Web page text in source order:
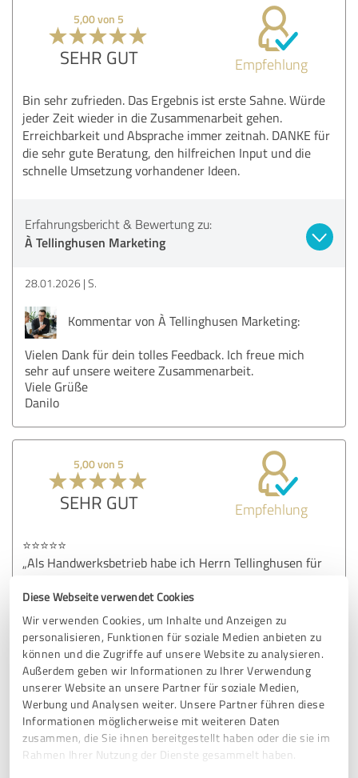
Diese Webseite verwendet Cookies
Wir verwenden Cookies, um Inhalte und Anzeigen zu
personalisieren, Funktionen für soziale Medien anbieten zu
können und die Zugriffe auf unsere Website zu analysieren.
Außerdem geben wir Informationen zu Ihrer Verwendung
unserer Website an unsere Partner für soziale Medien,
Werbung und Analysen weiter. Unsere Partner führen diese
Informationen möglicherweise mit weiteren Daten
zusammen, die Sie ihnen bereitgestellt haben oder die sie im
Rahmen Ihrer Nutzung der Dienste gesammelt haben.
5,00 von 5
SEHR GUT Empfehlung
Bin sehr zufrieden. Das Ergebnis ist erste Sahne. Würde
jeder Zeit wieder in die Zusammenarbeit gehen.
Erreichbarkeit und Absprache immer zeitnah. DANKE für
die sehr gute Beratung, den hilfreichen Input und die
schnelle Umsetzung vorhandener Ideen.
Erfahrungsbericht & Bewertung zu:
À Tellinghusen Marketing
28.01.2026 S.
Kommentar von À Tellinghusen Marketing:
Vielen Dank für dein tolles Feedback. Ich freue mich
sehr auf unsere weitere Zusammenarbeit.
Viele Grüße
Danilo
5,00 von 5
SEHR GUT Empfehlung
⭐⭐⭐⭐⭐
„Als Handwerksbetrieb habe ich Herrn Tellinghusen für
zufrieden. Besonders hervorzuheben ist die sehr gute
Erreichbarkeit – Rückfragen wurden schnell und
kompetent beantwortet. Herr Tellinghusen zeigt ein sehr
gutes Verständnis für komplexe Marketingsysteme und
konnte diese verständlich auf meine Branche
herunterbrechen. Die Zusammenarbeit war strukturiert,
transparent und auf Augenhöhe. Klare Empfehlung für
Handwerksbetriebe, die professionelles Online-Marketing
suchen.“